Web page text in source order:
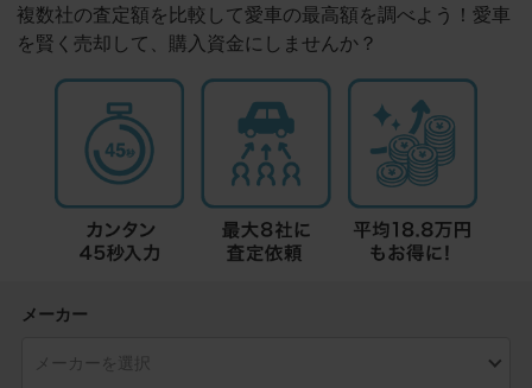
複数社の査定額を比較して愛車の最高額を調べよう！愛車
を賢く売却して、購入資金にしませんか？
メーカー